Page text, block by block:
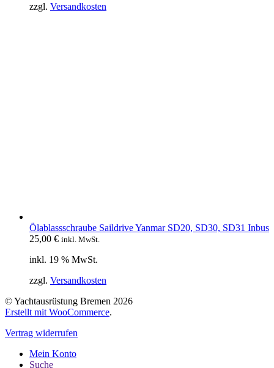
zzgl. Versandkosten
Ölablassschraube Saildrive Yanmar SD20, SD30, SD31 Inbus
25,00 € inkl. MwSt.
inkl. 19 % MwSt.
zzgl. Versandkosten
© Yachtausrüstung Bremen 2026
Erstellt mit WooCommerce.
Vertrag widerrufen
Mein Konto
Suche